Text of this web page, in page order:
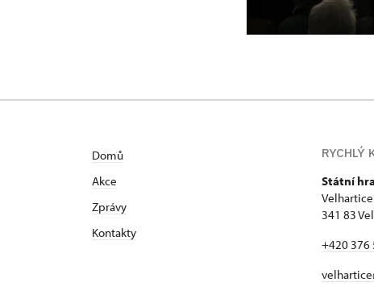
Domů
Akce
Zprávy
Kontakty
RYCHLÝ
Státní
Velhartice
341 83
+420 376